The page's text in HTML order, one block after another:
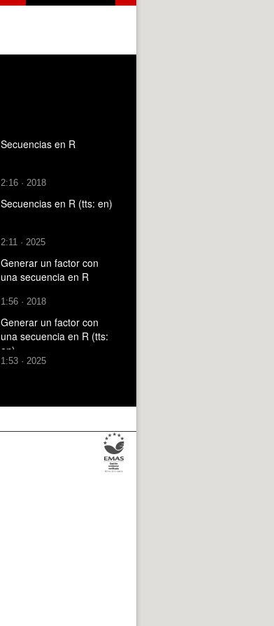
Secuencias en R
2:16 · 2018
Secuencias en R (tts: en)
2:11 · 2025
Generar un factor con
una secuencia en R
1:56 · 2018
Generar un factor con
una secuencia en R (tts:
en)
1:53 · 2025